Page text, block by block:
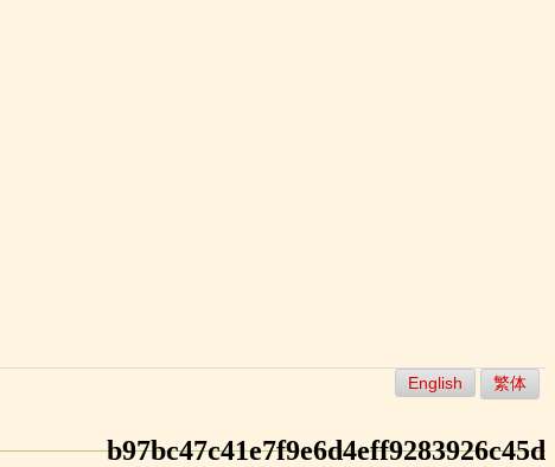
English 繁体
b97bc47c41e7f9e6d4eff9283926c45d